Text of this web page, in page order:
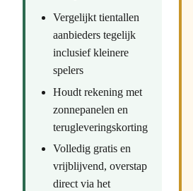
Vergelijkt tientallen
aanbieders tegelijk
inclusief kleinere
spelers
Houdt rekening met
zonnepanelen en
terugleveringskorting
Volledig gratis en
vrijblijvend, overstap
direct via het